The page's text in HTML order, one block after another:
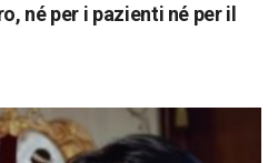
né per i pazienti né per il